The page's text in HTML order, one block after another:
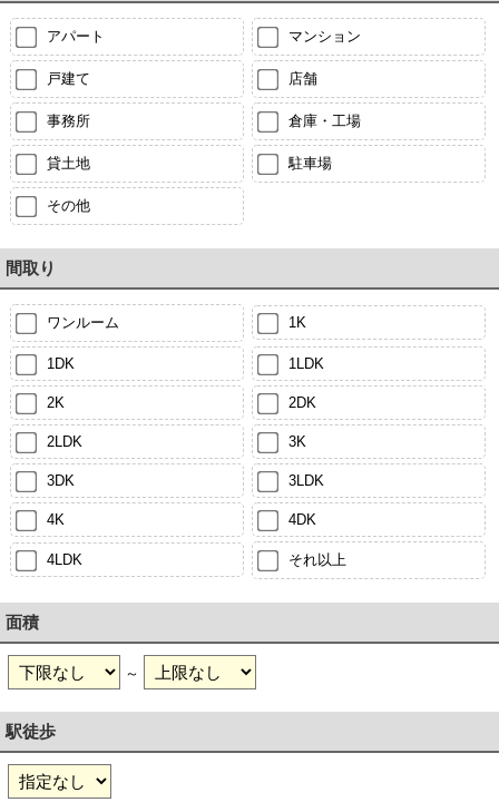
アパート マンション
戸建て 店舗
事務所 倉庫・工場
貸土地 駐車場
その他
間取り
ワンルーム 1K
1DK 1LDK
2K 2DK
2LDK 3K
3DK 3LDK
4K 4DK
4LDK それ以上
面積
～
駅徒歩